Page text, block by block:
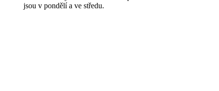
jsou v pondělí a ve středu.